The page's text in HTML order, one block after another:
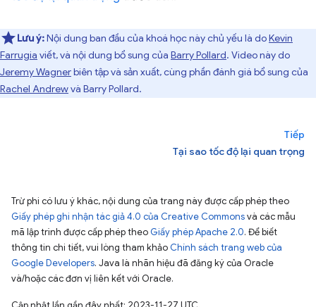
Lưu ý:Nội dung ban đầu của khoá học này chủ yếu là doKevin
Farrugia viết, và nội dung bổ sung của Barry Pollard. Video này do
Jeremy Wagnerbiên tập và sản xuất, cùng phần đánh giá bổ sung của
Rachel Andrewvà Barry Pollard.
Tiếp
Tại sao tốc độ lại quan trọng
Trừ phi có lưu ý khác, nội dung của trang này được cấp phép theo
Giấy phép ghi nhận tác giả 4.0 của Creative Commonsvà các mẫu
mã lập trình được cấp phép theo Giấy phép Apache 2.0. Để biết
thông tin chi tiết, vui lòng tham khảo Chính sách trang web của
Google Developers. Java là nhãn hiệu đã đăng ký của Oracle
và/hoặc các đơn vị liên kết với Oracle.